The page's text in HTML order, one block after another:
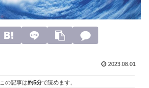
2023.08.01
この記事は約5分で読めます。